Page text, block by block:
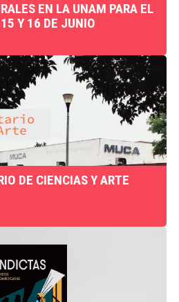
EN LA UNAM PARA EL
Y 16 DE JUNIO
DE CIENCIAS Y ARTE